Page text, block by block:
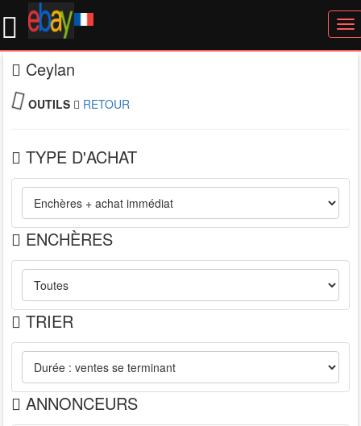
Ceylan
OUTILS RETOUR
TYPE D'ACHAT
ENCHÈRES
TRIER
ANNONCEURS